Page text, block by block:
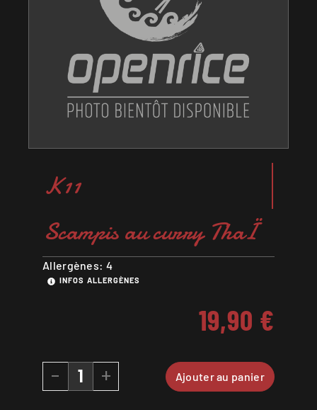
K11
Scampis au curry ThaÏ
Allergènes: 4
INFOS ALLERGÈNES
19,90 €
- + Ajouter au panier